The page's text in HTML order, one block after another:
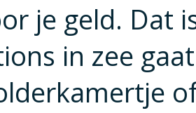
je geld. Dat
in zee